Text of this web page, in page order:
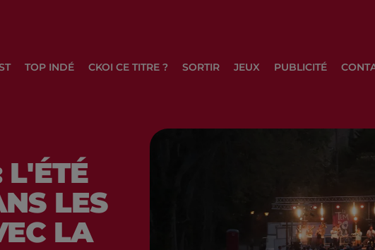
TOP INDÉ CKOI CE TITRE ? SORTIR JEUX PUBLICITÉ
L'ÉTÉ
LES
LA